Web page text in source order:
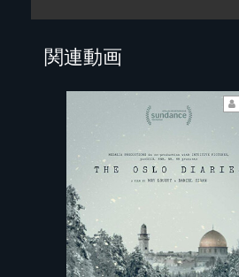
関連動画